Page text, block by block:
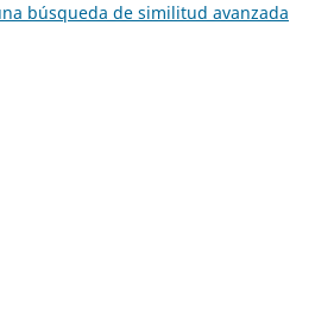
búsqueda de similitud avanzada